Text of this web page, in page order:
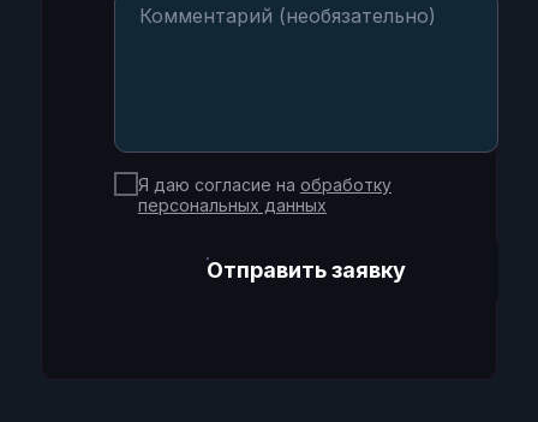
Я даю согласие на обработку
персональных данных
Отправить заявку